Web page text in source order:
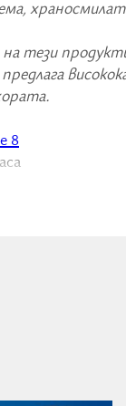
на тези
предлага
8